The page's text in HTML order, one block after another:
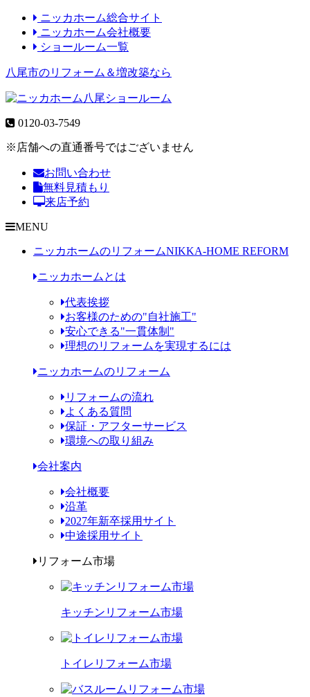
ニッカホーム総合サイト
ニッカホーム会社概要
ショールーム一覧
八尾市のリフォーム＆増改築なら
0120-03-7549
※店舗への直通番号ではございません
お問い合わせ
無料見積もり
来店予約
MENU
ニッカホームのリフォームNIKKA-HOME REFORM
ニッカホームとは
代表挨拶
お客様のための"自社施工"
安心できる"一貫体制"
理想のリフォームを実現するには
ニッカホームのリフォーム
リフォームの流れ
よくある質問
保証・アフターサービス
環境への取り組み
会社案内
会社概要
沿革
2027年新卒採用サイト
中途採用サイト
リフォーム市場
キッチンリフォーム市場
トイレリフォーム市場